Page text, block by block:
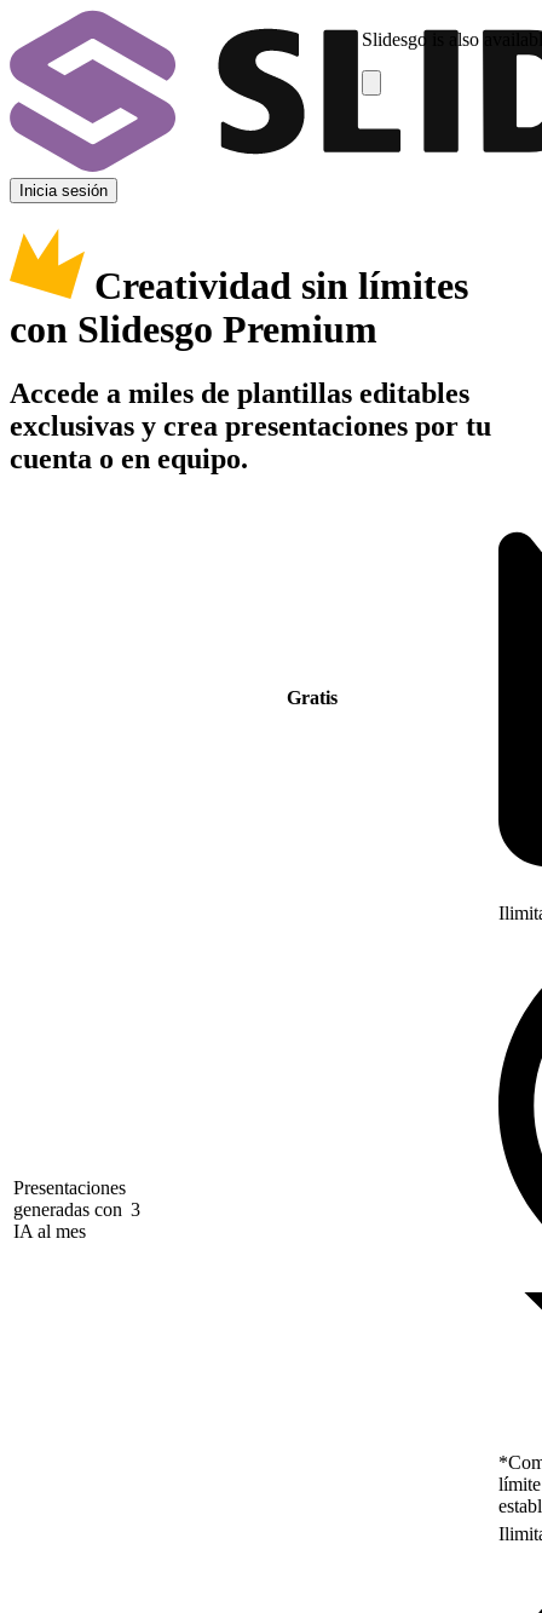
Slidesgo is also
Inicia sesión
Creatividad sin límites
con Slidesgo Premium
Accede a miles de plantillas editables
exclusivas y crea presentaciones por tu
cuenta o en equipo.
Gratis
Presentaciones
generadas con
IA al mes
3